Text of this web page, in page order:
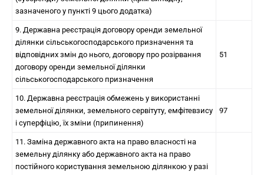
зазначеного у пункті 9 цього додатка)
9. Державна реєстрація договору оренди земельної
ділянки сільськогосподарського призначення та
відповідних змін до нього, договору про розірвання
договору оренди земельної ділянки
сільськогосподарського призначення
51
10. Державна реєстрація обмежень у використанні
земельної ділянки, земельного сервітуту, емфітевзису
і суперфіцію, їх зміни (припинення)
97
11. Заміна державного акта на право власності на
земельну ділянку або державного акта на право
постійного користування земельною ділянкою у разі